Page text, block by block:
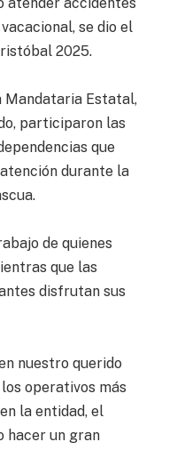
atender accidentes
se dio el
2025.
Mandataria Estatal,
participaron las
que
durante la
de quienes
que las
disfrutan sus
nuestro querido
operativos más
la entidad, el
hacer un gran